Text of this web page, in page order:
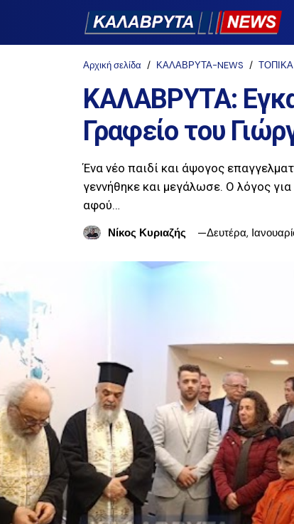
Αρχική σελίδα ΚΑΛΑΒΡΥΤΑ-NEWS ΤΟΠΙΚΑ
ΚΑΛΑΒΡΥΤΑ:
Γραφείο του
Ένα νέο παιδί και άψογος
γεννήθηκε και μεγάλωσε. Ο λόγος
αφού…
Νίκος Κυριαζής
Δευτέρα,